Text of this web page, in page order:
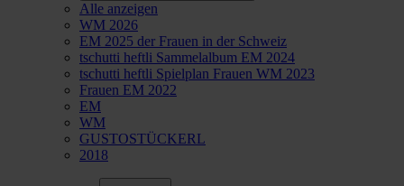
Alle anzeigen
WM 2026
EM 2025 der Frauen in der Schweiz
tschutti heftli Sammelalbum EM 2024
tschutti heftli Spielplan Frauen WM 2023
Frauen EM 2022
EM
WM
GUSTOSTÜCKERL
2018